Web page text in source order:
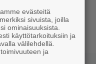
– sai
evästeitä
sivuista, joilla
ominaisuuksista.
käyttötarkoituksiin ja
välilehdellä.
ja